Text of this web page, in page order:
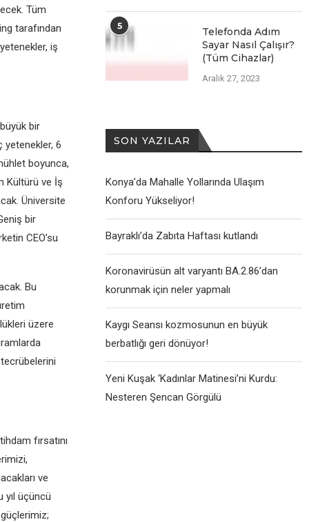
Tüm
tarafından
iş
bir
yetenekler, 6
boyunca,
Kültürü ve İş
Üniversite
bir
CEO’su
Bu
üzere
fırsatını
ve
yıl üçüncü
5
Telefonda Adım
Sayar Nasıl Çalışır?
(Tüm Cihazlar)
Aralık 27, 2023
SON YAZILAR
Konya’da Mahalle Yollarında Ulaşım
Konforu Yükseliyor!
Bayraklı’da Zabıta Haftası kutlandı
Koronavirüsün alt varyantı BA.2.86’dan
korunmak için neler yapmalı
Kaygı Seansı kozmosunun en büyük
berbatlığı geri dönüyor!
Yeni Kuşak ‘Kadınlar Matinesi’ni Kurdu:
Nesteren Şencan Görgülü